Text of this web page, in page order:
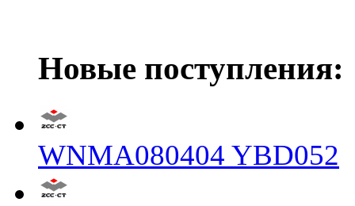
Новые поступления:
WNMA080404 YBD052